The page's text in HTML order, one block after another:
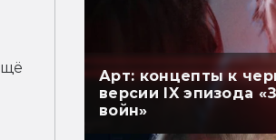
Арт: концепты к
версии IX эпизода
войн»